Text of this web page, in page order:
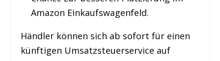
Amazon Einkaufswagenfeld.
Händler können sich ab sofort für einen
künftigen Umsatzsteuerservice auf